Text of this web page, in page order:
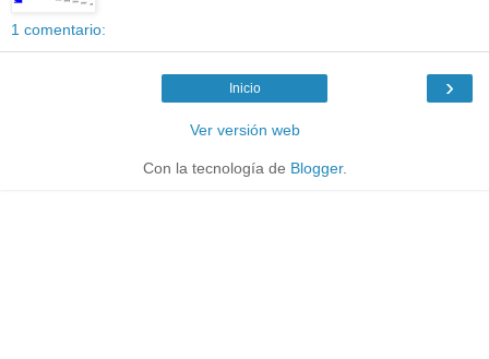
1 comentario:
›
Inicio
Ver versión web
Con la tecnología de Blogger.